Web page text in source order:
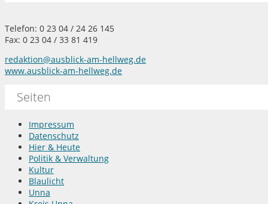
Telefon: 0 23 04 / 24 26 145
Fax: 0 23 04 / 33 81 419
redaktion@ausblick-am-hellweg.de
www.ausblick-am-hellweg.de
Seiten
Impressum
Datenschutz
Hier & Heute
Politik & Verwaltung
Kultur
Blaulicht
Unna